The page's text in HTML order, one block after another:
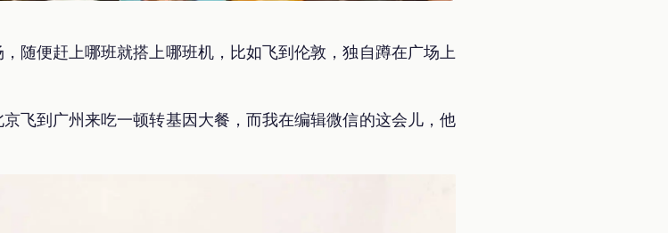
随便赶上哪班就搭上哪班机，比如飞到伦敦，独自蹲在广场上
飞到广州来吃一顿转基因大餐，而我在编辑微信的这会儿，他